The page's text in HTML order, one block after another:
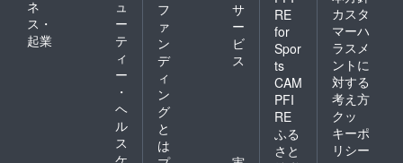
ネ
ス・
起業
ュ
ー
テ
ィ
ー
・
ヘ
ル
ス
ケ
フ
ァ
ン
デ
ィ
ン
グ
と
は
サ
ー
ビ
ス
RE
for
Spor
ts
CAM
PFI
RE
ふる
さと
カスタ
マーハ
ラスメ
ントに
対する
考え方
クッ
キーポ
リシー